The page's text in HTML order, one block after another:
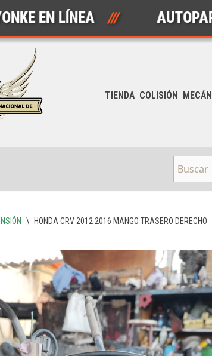
LÍNEA /// AUTOPARTES
TIENDA COLISIÓN
\ HONDA CRV 2012 2016 MANGO TRASERO DERECHO